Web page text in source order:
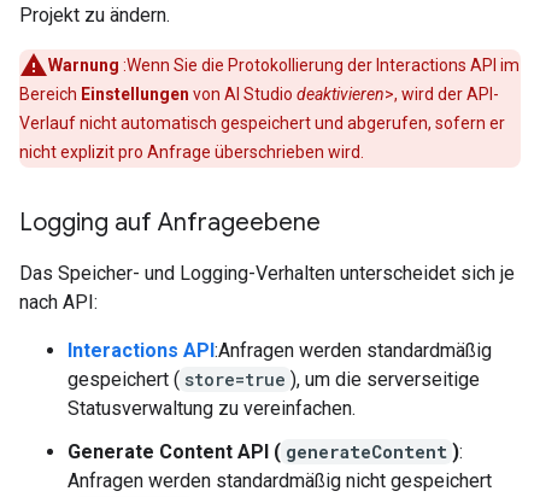
Projekt zu ändern.
Warnung :Wenn Sie die Protokollierung der Interactions API im
Bereich Einstellungen von AI Studio deaktivieren>, wird der API-
Verlauf nicht automatisch gespeichert und abgerufen, sofern er
nicht explizit pro Anfrage überschrieben wird.
Logging auf Anfrageebene
Das Speicher- und Logging-Verhalten unterscheidet sich je
nach API:
Interactions API :Anfragen werden standardmäßig
gespeichert ( store=true ), um die serverseitige
Statusverwaltung zu vereinfachen.
Generate Content API ( generateContent ):
Anfragen werden standardmäßig nicht gespeichert